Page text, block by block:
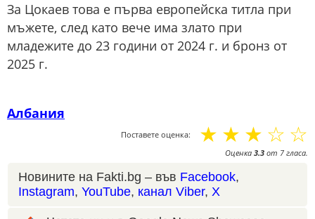
За Цокаев това е първа европейска титла при
мъжете, след като вече има злато при
младежите до 23 години от 2024 г. и бронз от
2025 г.
Албания
Поставете оценка: ☆
☆
☆
☆
☆
Оценка 3.3 от 7 гласа.
Новините на Fakti.bg – във Facebook,
Instagram, YouTube, канал Viber, X